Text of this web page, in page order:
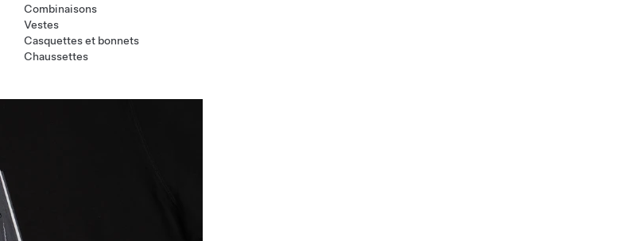
Combinaisons
Vestes
Casquettes et bonnets
Chaussettes